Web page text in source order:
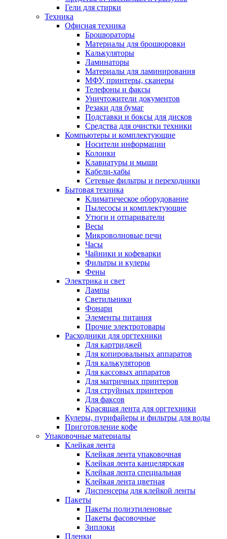
Гели для стирки
Техника
Офисная техника
Брошюраторы
Материалы для брошюровки
Калькуляторы
Ламинаторы
Материалы для ламинирования
МФУ, принтеры, сканеры
Телефоны и факсы
Уничтожители документов
Резаки для бумаг
Подставки и боксы для дисков
Средства для очистки техники
Компьютеры и комплектующие
Носители информации
Колонки
Клавиатуры и мыши
Кабели-хабы
Сетевые фильтры и переходники
Бытовая техника
Климатическое оборудование
Пылесосы и комплектующие
Утюги и отпариватели
Весы
Микроволновые печи
Часы
Чайники и кофеварки
Фильтры и кулеры
Фены
Электрика и свет
Лампы
Светильники
Фонари
Элементы питания
Прочие электротовары
Расходники для оргтехники
Для картриджей
Для копировальных аппаратов
Для калькуляторов
Для кассовых аппаратов
Для матричных принтеров
Для струйных принтеров
Для факсов
Красящая лента для оргтехники
Кулеры, пурифайеры и фильтры для воды
Приготовление кофе
Упаковочные материалы
Клейкая лента
Клейкая лента упаковочная
Клейкая лента канцелярская
Клейкая лента специальная
Клейкая лента цветная
Диспенсеры для клейкой ленты
Пакеты
Пакеты полиэтиленовые
Пакеты фасовочные
Зиплоки
Пленки